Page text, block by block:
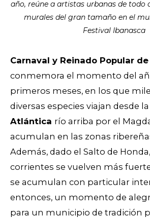
año, reúne a artistas urbanas de todo
murales del gran tamaño en el
Festival Ibanasca
Carnaval y Reinado Popular
conmemora el momento del
primeros meses, en los que
diversas especies viajan desde la
Atlántica río arriba por el
acumulan en las zonas
Además, dado el Salto de
corrientes se vuelven más
se acumulan con particular
entonces, un momento de
para un municipio de tradición